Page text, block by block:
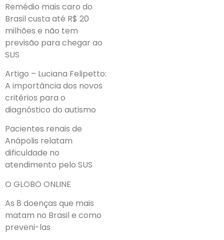
Remédio mais caro do
Brasil custa até R$ 20
milhões e não tem
previsão para chegar ao
SUS
Artigo – Luciana Felipetto:
A importância dos novos
critérios para o
diagnóstico do autismo
Pacientes renais de
Anápolis relatam
dificuldade no
atendimento pelo SUS
O GLOBO ONLINE
As 8 doenças que mais
matam no Brasil e como
preveni-las